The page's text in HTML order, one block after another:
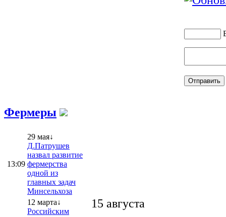
Фермеры
13:09
29 мая↓
Д.Патрушев
назвал развитие
фермерства
одной из
главных задач
Минсельхоза
12 марта↓
Российским
15 августа